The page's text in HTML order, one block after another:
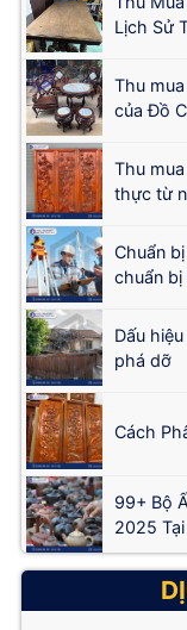
Lịch Sử
Thu
của Đồ
Thu
thực từ
Chuẩn
chuẩn
Dấu
phá dỡ
Cách
99+ Bộ
2025